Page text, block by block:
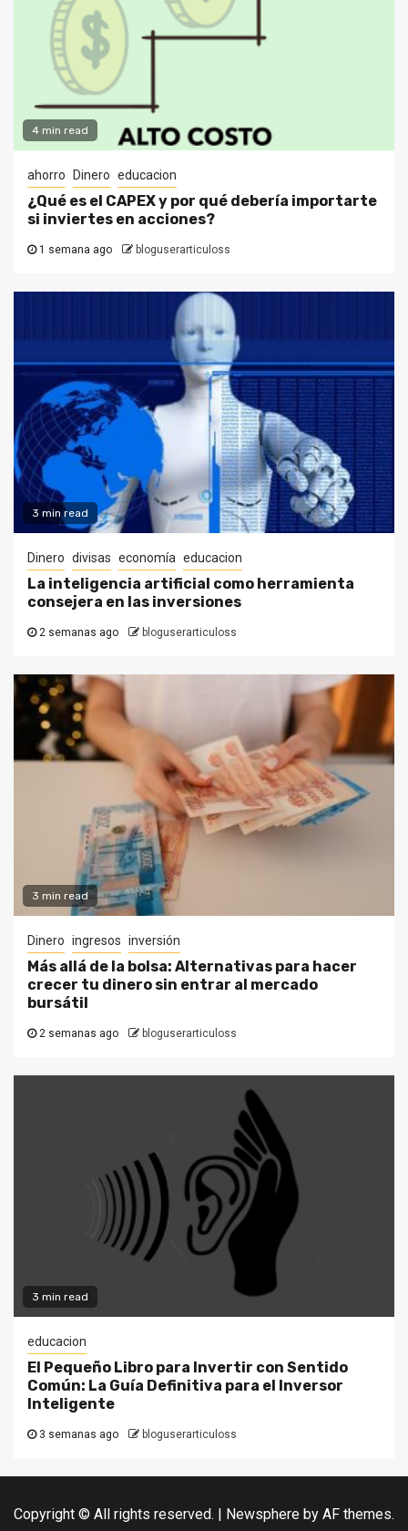
4 min read
ahorro Dinero educacion
¿Qué es el CAPEX y por qué debería importarte
si inviertes en acciones?
1 semana ago bloguserarticuloss
3 min read
Dinero divisas economía educacion
La inteligencia artificial como herramienta
consejera en las inversiones
2 semanas ago bloguserarticuloss
3 min read
Dinero ingresos inversión
Más allá de la bolsa: Alternativas para hacer
crecer tu dinero sin entrar al mercado
bursátil
2 semanas ago bloguserarticuloss
3 min read
educacion
El Pequeño Libro para Invertir con Sentido
Común: La Guía Definitiva para el Inversor
Inteligente
3 semanas ago bloguserarticuloss
Copyright © All rights reserved. Newsphere by AF themes.